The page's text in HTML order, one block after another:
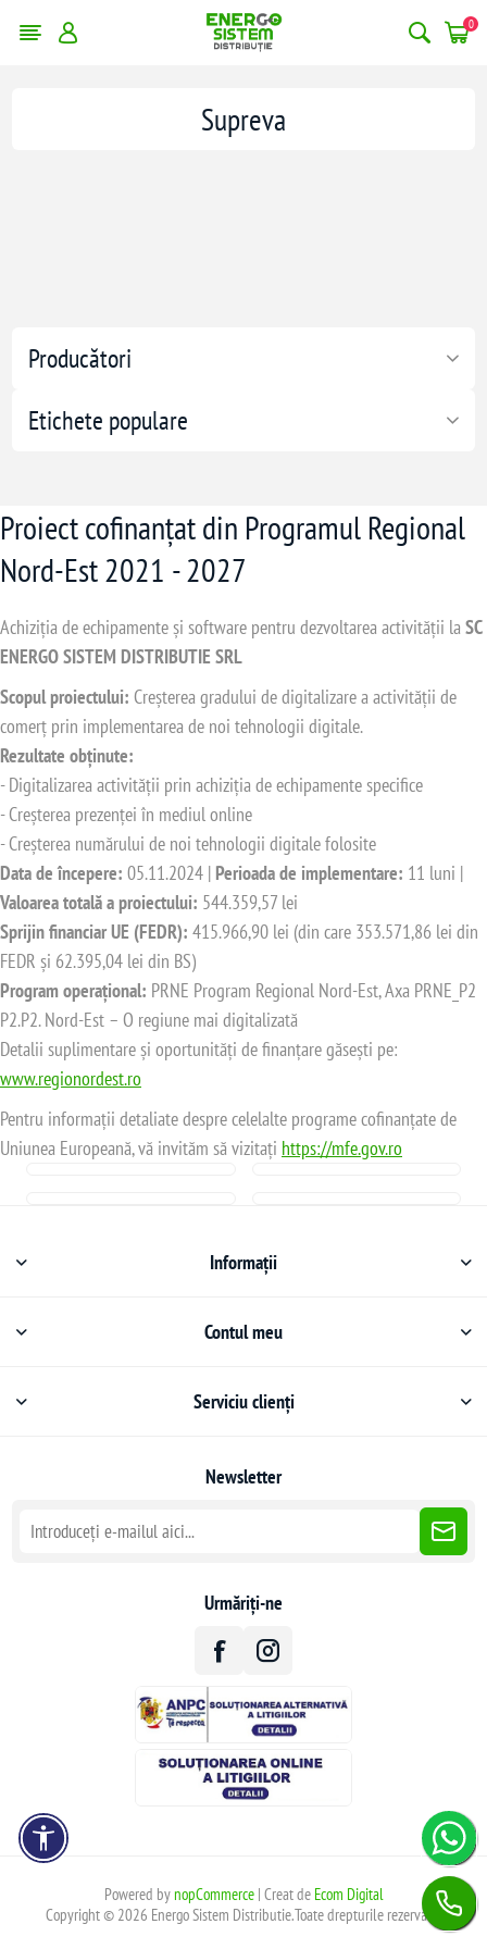
0
Producători
Etichete populare
Supreva
Proiect cofinanțat din Programul Regional
Nord-Est 2021 - 2027
Achiziția de echipamente și software pentru dezvoltarea activității laSC
ENERGO SISTEM DISTRIBUTIE SRL
Scopul proiectului: Creșterea gradului de digitalizare a activității de
comerț prin implementarea de noi tehnologii digitale.
Rezultate obținute:
- Digitalizarea activității prin achiziția de echipamente specifice
- Creșterea prezenței în mediul online
- Creșterea numărului de noi tehnologii digitale folosite
Data de începere: 05.11.2024 | Perioada de implementare: 11 luni |
Valoarea totală a proiectului: 544.359,57 lei
Sprijin financiar UE (FEDR): 415.966,90 lei (din care 353.571,86 lei din
FEDR și 62.395,04 lei din BS)
Program operațional: PRNE Program Regional Nord-Est, Axa PRNE_P2
P2.P2. Nord-Est – O regiune mai digitalizată
Detalii suplimentare și oportunități de finanțare găsești pe:
www.regionordest.ro
Pentru informații detaliate despre celelalte programe cofinanțate de
Uniunea Europeană, vă invităm să vizitați https://mfe.gov.ro
Informații
Contul meu
Serviciu clienți
Newsletter
Urmăriți-ne
Powered bynopCommerce| Creat de Ecom Digital
Copyright © 2026 Energo Sistem Distributie.Toate drepturile rezervate.